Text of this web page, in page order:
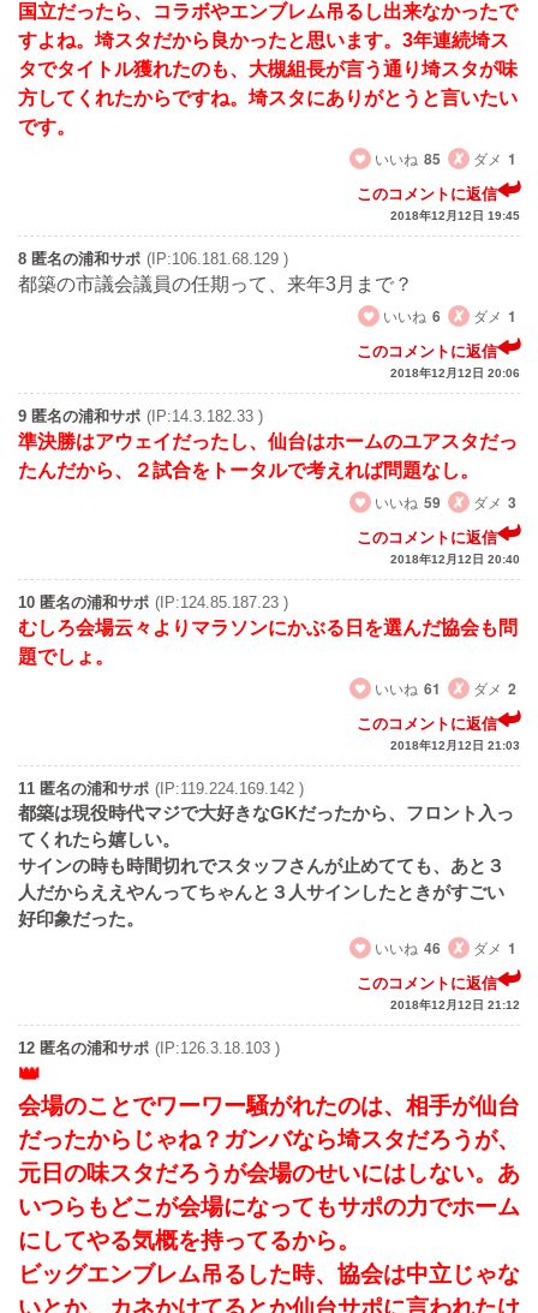
国立だったら、コラボやエンブレム吊るし出来なかったで
すよね。埼スタだから良かったと思います。3年連続埼ス
タでタイトル獲れたのも、大槻組長が言う通り埼スタが味
方してくれたからですね。埼スタにありがとうと言いたい
です。
いいね 85 ダメ 1
このコメントに返信
2018年12月12日 19:45
8 匿名の浦和サポ (IP:106.181.68.129 )
都築の市議会議員の任期って、来年3月まで？
いいね 6 ダメ 1
このコメントに返信
2018年12月12日 20:06
9 匿名の浦和サポ (IP:14.3.182.33 )
準決勝はアウェイだったし、仙台はホームのユアスタだっ
たんだから、２試合をトータルで考えれば問題なし。
いいね 59 ダメ 3
このコメントに返信
2018年12月12日 20:40
10 匿名の浦和サポ (IP:124.85.187.23 )
むしろ会場云々よりマラソンにかぶる日を選んだ協会も問
題でしょ。
いいね 61 ダメ 2
このコメントに返信
2018年12月12日 21:03
11 匿名の浦和サポ (IP:119.224.169.142 )
都築は現役時代マジで大好きなGKだったから、フロント入っ
てくれたら嬉しい。
サインの時も時間切れでスタッフさんが止めてても、あと３
人だからええやんってちゃんと３人サインしたときがすごい
好印象だった。
いいね 46 ダメ 1
このコメントに返信
2018年12月12日 21:12
12 匿名の浦和サポ (IP:126.3.18.103 )
会場のことでワーワー騒がれたのは、相手が仙台
だったからじゃね？ガンバなら埼スタだろうが、
元日の味スタだろうが会場のせいにはしない。あ
いつらもどこが会場になってもサポの力でホーム
にしてやる気概を持ってるから。
ビッグエンブレム吊るした時、協会は中立じゃな
いとか、カネかけてるとか仙台サポに言われたけ